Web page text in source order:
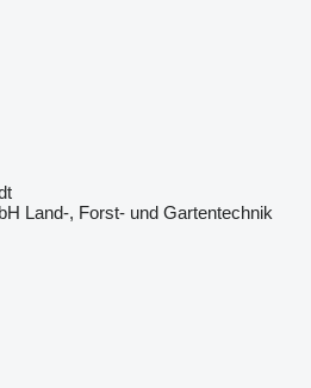
Land-, Forst- und Gartentechnik